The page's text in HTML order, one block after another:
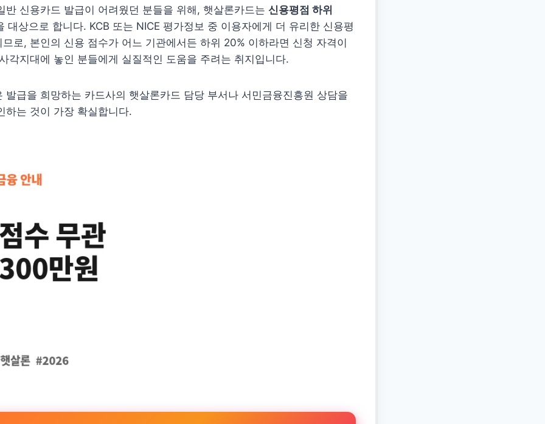
반 신용카드 발급이 어려웠던 분들을 위해, 햇살론카드는 신용평점 하위
대상으로 합니다. KCB 또는 NICE 평가정보 중 이용자에게 더 유리한 신용평
로, 본인의 신용 점수가 어느 기관에서든 하위 20% 이하라면 신청 자격이
각지대에 놓인 분들에게 실질적인 도움을 주려는 취지입니다.
발급을 희망하는 카드사의 햇살론카드 담당 부서나 서민금융진흥원 상담을
하는 것이 가장 확실합니다.